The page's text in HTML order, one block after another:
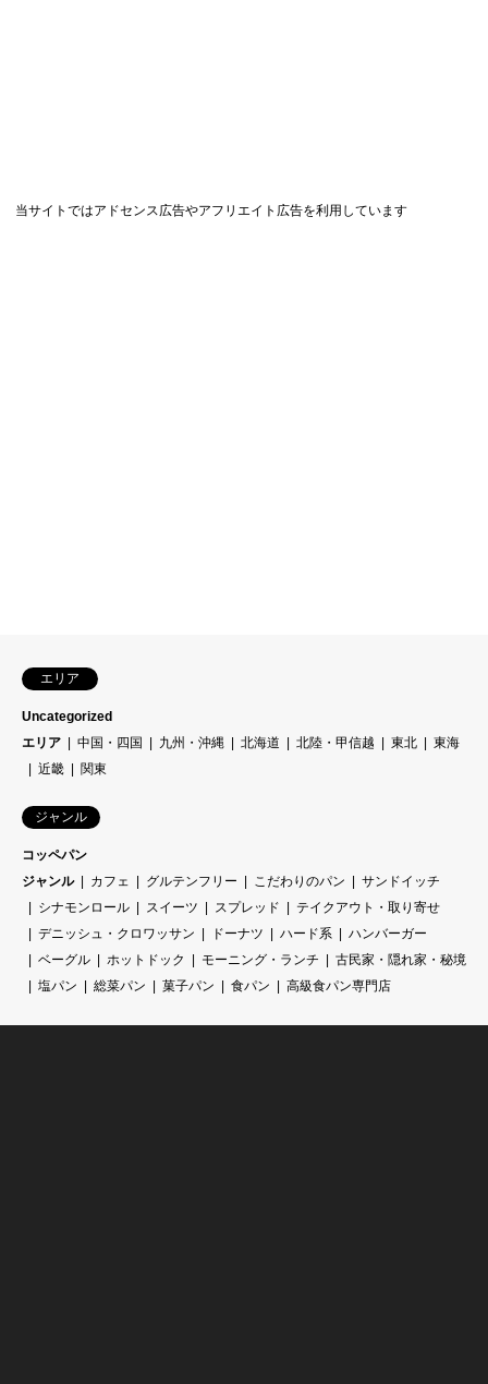
当サイトではアドセンス広告やアフリエイト広告を利用しています
エリア
Uncategorized
エリア
中国・四国 九州・沖縄 北海道 北陸・甲信越 東北
東海
近畿
関東
ジャンル
コッペパン
ジャンル
カフェ グルテンフリー こだわりのパン
サンドイッチ
シナモンロール
スイーツ スプレッド
テイクアウト・取り寄せ
デニッシュ・クロワッサン
ドーナツ ハード系
ハンバーガー
ベーグル
ホットドック モーニング・ランチ
古民家・隠れ家・秘境
塩パン
総菜パン 菓子パン 食パン 高級食パン専門店